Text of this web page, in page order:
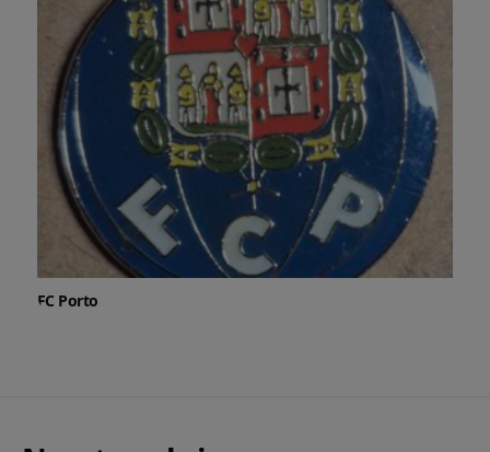
FC Porto